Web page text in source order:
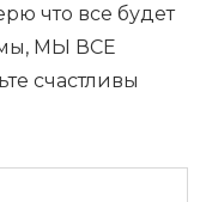
что все будет
МЫ ВСЕ
счастливы